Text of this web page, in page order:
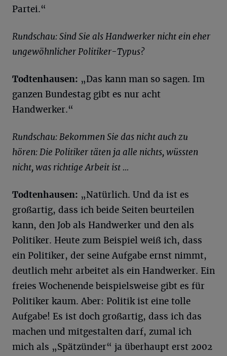
Partei.“
Rundschau: Sind Sie als Handwerker nicht ein eher
ungewöhnlicher Politiker-Typus?
Todtenhausen: „Das kann man so sagen. Im
ganzen Bundestag gibt es nur acht
Handwerker.“
Rundschau: Bekommen Sie das nicht auch zu
hören: Die Politiker täten ja alle nichts, wüssten
nicht, was richtige Arbeit ist ...
Todtenhausen: „Natürlich. Und da ist es
großartig, dass ich beide Seiten beurteilen
kann, den Job als Handwerker und den als
Politiker. Heute zum Beispiel weiß ich, dass
ein Politiker, der seine Aufgabe ernst nimmt,
deutlich mehr arbeitet als ein Handwerker. Ein
freies Wochenende beispielsweise gibt es für
Politiker kaum. Aber: Politik ist eine tolle
Aufgabe! Es ist doch großartig, dass ich das
machen und mitgestalten darf, zumal ich
mich als „Spätzünder“ ja überhaupt erst 2002